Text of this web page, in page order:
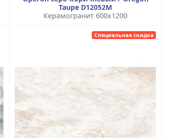
Taupe D12052M
Керамогранит 600x1200
Специальная скидка